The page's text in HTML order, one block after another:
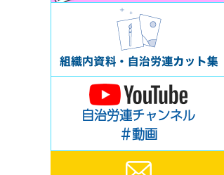
自治労連チャンネル
＃動画